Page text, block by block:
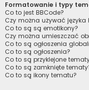
Formatowanie i typy
Co to jest BBCode?
Czy można używać języka
Co to są są emotikony?
Czy można umieszczać
Co to są ogłoszenia
Co to są ogłoszenia?
Co to są przyklejone
Co to są zamknięte
Co to są ikony tematu?